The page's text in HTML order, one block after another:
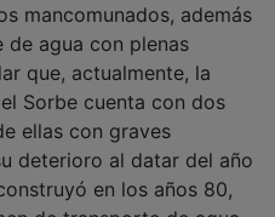
mancomunados, además
agua con plenas
que, actualmente, la
Sorbe cuenta con dos
ellas con graves
deterioro al datar del año
en los años 80,